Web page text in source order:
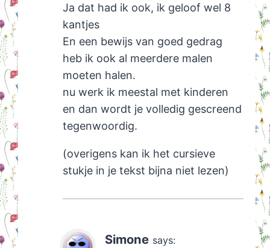
Ja dat had ik ook, ik geloof wel 8
kantjes
En een bewijs van goed gedrag
heb ik ook al meerdere malen
moeten halen.
nu werk ik meestal met kinderen
en dan wordt je volledig gescreend
tegenwoordig.
(overigens kan ik het cursieve
stukje in je tekst bijna niet lezen)
Simone says: